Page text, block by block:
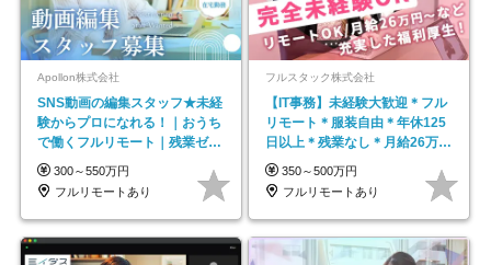
Apollon株式会社
SNS動画の編集スタッフ★未経
験からプロになれる！｜おうち
で働くフルリモート｜残業ゼロ
で18時退勤◎
300～550万円
フルリモートあり
フルスタック株式会社
【IT事務】未経験大歓迎＊フル
リモート＊服装自由＊年休125
日以上＊残業なし＊月給26万円
以上
350～500万円
フルリモートあり